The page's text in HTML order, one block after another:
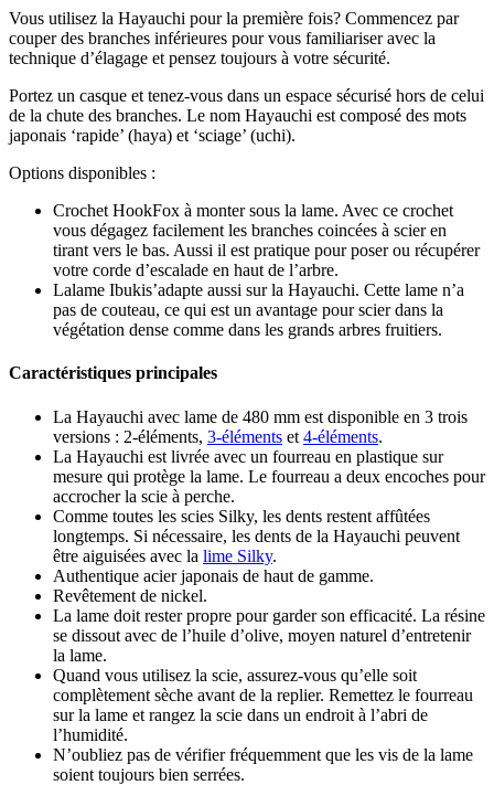
Vous utilisez la Hayauchi pour la première fois? Commencez par
couper des branches inférieures pour vous familiariser avec la
technique d’élagage et pensez toujours à votre sécurité.
Portez un casque et tenez-vous dans un espace sécurisé hors de celui
de la chute des branches. Le nom Hayauchi est composé des mots
japonais ‘rapide’ (haya) et ‘sciage’ (uchi).
Options disponibles :
Crochet HookFox à monter sous la lame. Avec ce crochet
vous dégagez facilement les branches coincées à scier en
tirant vers le bas. Aussi il est pratique pour poser ou récupérer
votre corde d’escalade en haut de l’arbre.
Lalame Ibukis’adapte aussi sur la Hayauchi. Cette lame n’a
pas de couteau, ce qui est un avantage pour scier dans la
végétation dense comme dans les grands arbres fruitiers.
Caractéristiques principales
La Hayauchi avec lame de 480 mm est disponible en 3 trois
versions : 2-éléments, 3-éléments et 4-éléments.
La Hayauchi est livrée avec un fourreau en plastique sur
mesure qui protège la lame. Le fourreau a deux encoches pour
accrocher la scie à perche.
Comme toutes les scies Silky, les dents restent affûtées
longtemps. Si nécessaire, les dents de la Hayauchi peuvent
être aiguisées avec la lime Silky.
Authentique acier japonais de haut de gamme.
Revêtement de nickel.
La lame doit rester propre pour garder son efficacité. La résine
se dissout avec de l’huile d’olive, moyen naturel d’entretenir
la lame.
Quand vous utilisez la scie, assurez-vous qu’elle soit
complètement sèche avant de la replier. Remettez le fourreau
sur la lame et rangez la scie dans un endroit à l’abri de
l’humidité.
N’oubliez pas de vérifier fréquemment que les vis de la lame
soient toujours bien serrées.